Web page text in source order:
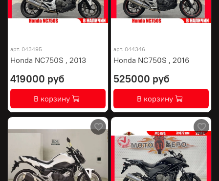
арт. 043495
Honda NC750S , 2013
419000 руб
В корзину
арт. 044346
Honda NC750S , 2016
525000 руб
В корзину